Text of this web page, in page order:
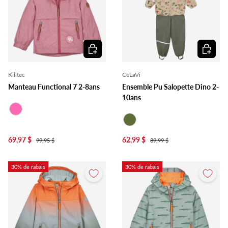
Killtec
Manteau Functional 7 2-8ans
69,97 $ 99,95 $
Choisir les options
CeLaVi
Ensemble Pu Salopette Dino 2-
10ans
62,99 $
89,99 $
Choisir
30% de rabais 30% de rabais